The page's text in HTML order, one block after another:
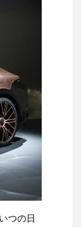
つの日